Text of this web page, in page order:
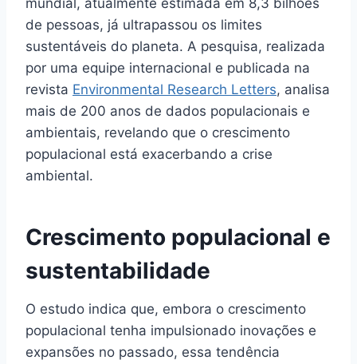
de pessoas, já ultrapassou os limites
sustentáveis do planeta. A pesquisa, realizada
por uma equipe internacional e publicada na
revista Environmental Research Letters, analisa
mais de 200 anos de dados populacionais e
ambientais, revelando que o crescimento
populacional está exacerbando a crise
ambiental.
Crescimento populacional e
sustentabilidade
O estudo indica que, embora o crescimento
populacional tenha impulsionado inovações e
expansões no passado, essa tendência